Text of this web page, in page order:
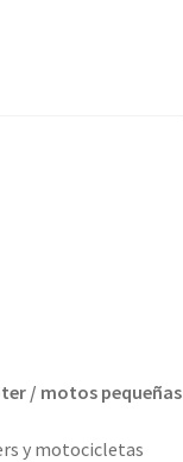
/ motos pequeñas
y motocicletas